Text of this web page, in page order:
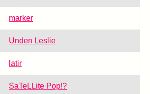
marker
Unden Leslie
latir
SaTeLLite Pop!?